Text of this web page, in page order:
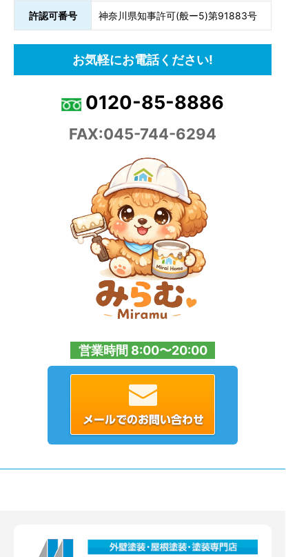
許認可番号 神奈川県知事許可(般ー5)第91883号
お気軽にお電話ください!
0120-85-8886
FAX:045-744-6294
営業時間 8:00〜20:00